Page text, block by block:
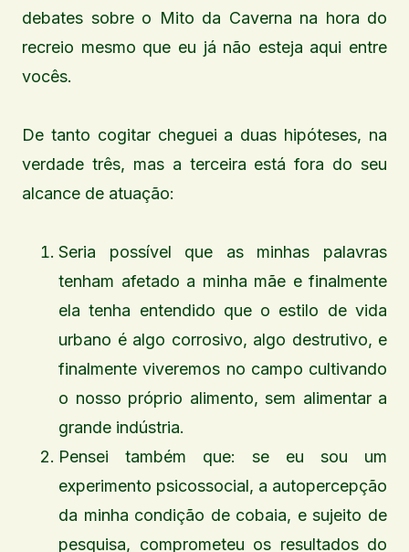
debates sobre o Mito da Caverna na hora do
recreio mesmo que eu já não esteja aqui entre
vocês.
De tanto cogitar cheguei a duas hipóteses, na
verdade três, mas a terceira está fora do seu
alcance de atuação:
Seria possível que as minhas palavras
tenham afetado a minha mãe e finalmente
ela tenha entendido que o estilo de vida
urbano é algo corrosivo, algo destrutivo, e
finalmente viveremos no campo cultivando
o nosso próprio alimento, sem alimentar a
grande indústria.
Pensei também que: se eu sou um
experimento psicossocial, a autopercepção
da minha condição de cobaia, e sujeito de
pesquisa, comprometeu os resultados do